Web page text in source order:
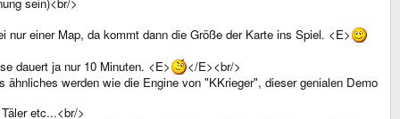
einer Map, da kommt dann die Größe der Karte ins Spiel. <E>
dauert ja nur 10 Minuten. <E>
</E><br/>
werden wie die Engine von "KKrieger", dieser genialen Demo
etc...<br/>